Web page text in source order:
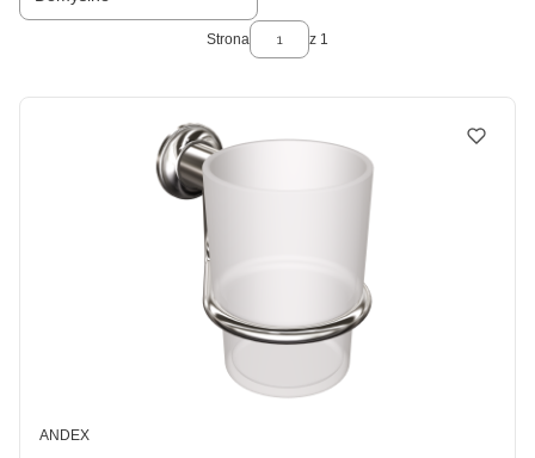
Strona z 1
PRODUCENT
ANDEX